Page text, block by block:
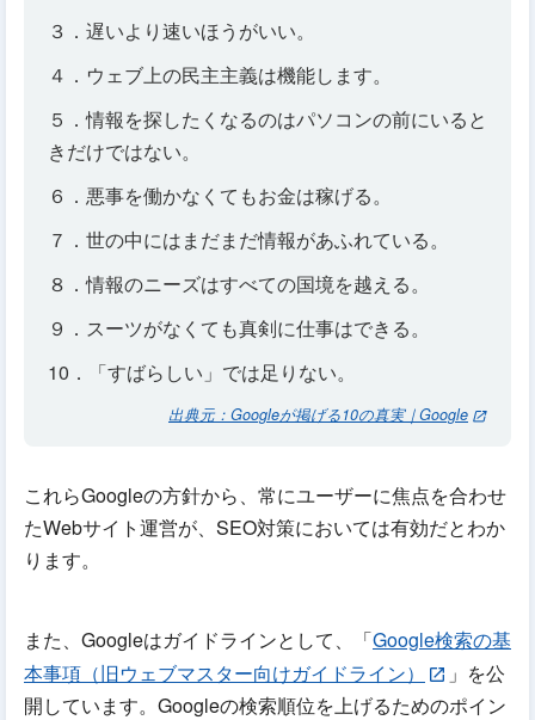
３．遅いより速いほうがいい。
４．ウェブ上の民主主義は機能します。
５．情報を探したくなるのはパソコンの前にいると
きだけではない。
６．悪事を働かなくてもお金は稼げる。
７．世の中にはまだまだ情報があふれている。
８．情報のニーズはすべての国境を越える。
９．スーツがなくても真剣に仕事はできる。
10．「すばらしい」では足りない。
出典元：Googleが掲げる10の真実｜Google
これらGoogleの方針から、常にユーザーに焦点を合わせ
たWebサイト運営が、SEO対策においては有効だとわか
ります。
また、Googleはガイドラインとして、「Google検索の基
本事項（旧ウェブマスター向けガイドライン）
」を公
開しています。Googleの検索順位を上げるためのポイン